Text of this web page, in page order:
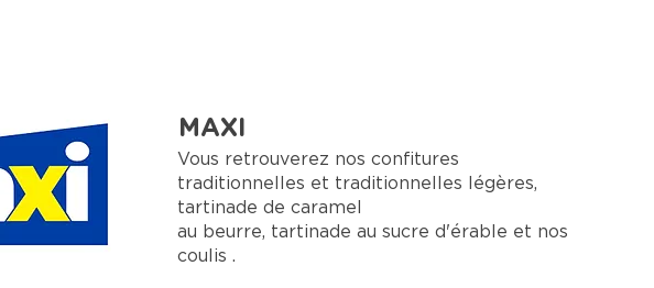
MAXI
Vous retrouverez nos confitures
traditionnelles et traditionnelles légères,
tartinade de caramel
au beurre, tartinade au sucre d'érable et nos
coulis .